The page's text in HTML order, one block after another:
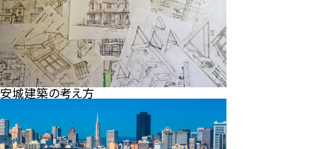
安城建築の考え方